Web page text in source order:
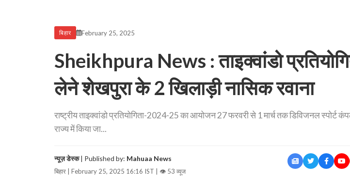
बिहार February 25, 2025
Sheikhpura News : ताइक्वांडो
लेने शेखपुरा के 2 खिलाड़ी नासिक रवाना
राष्ट्रीय ताइक्वांडो प्रतियोगिता-2024-25 का आयोजन 27 फरवरी से 1 मार्च तक डिविजनल स्पोर्ट
राज्य में किया जा...
न्यूज़ डेस्क| Published by: Mahuaa News
बिहार | February 25, 2025 16:16 IST | 👁 53 व्यूज